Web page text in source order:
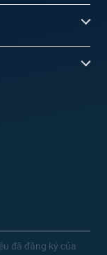
đã đăng ký của